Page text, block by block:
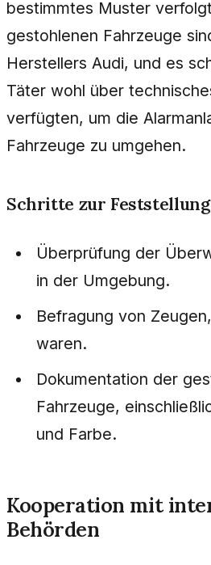
bestimmtes Muster
gestohlenen Fahrzeuge
Herstellers Audi, und es
Täter wohl über
verfügten, um die
Fahrzeuge zu umgehen.
Schritte zur
Überprüfung der
in der Umgebung.
Befragung von
waren.
Dokumentation der
Fahrzeuge,
und Farbe.
Kooperation mit
Behörden